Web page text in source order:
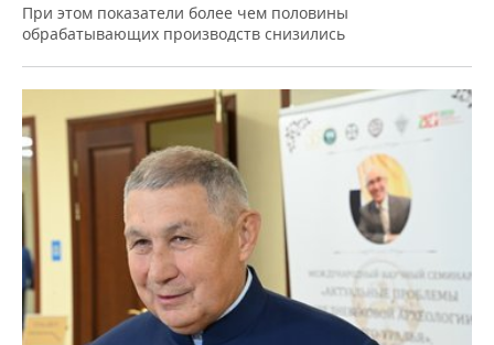
При этом показатели более чем половины
обрабатывающих производств снизились